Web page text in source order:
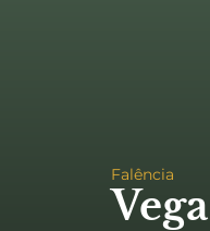
Falência